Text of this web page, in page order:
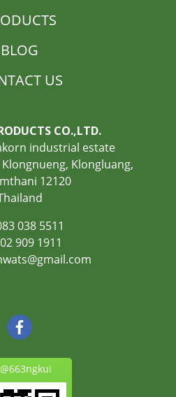
BLOG
US
CO.,LTD.
industrial estate
Klongluang,
12120
038 5511
909 1911
@663ngkui